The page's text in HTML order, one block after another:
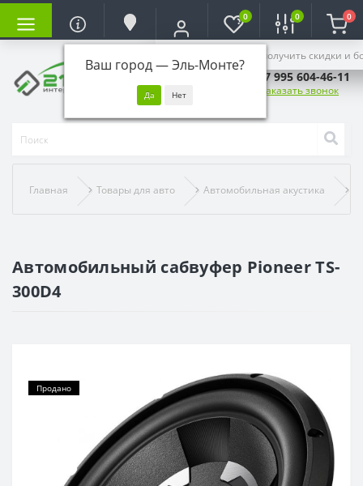
Ваш город —Эль-Монте?
Войдите, чтобы получить скидки и
0 0 0
+7 995 604-46-11
Заказать звонок
Главная Товары для авто Автомобильная акустика
Автомобильный сабвуфер Pioneer TS-
300D4
Продано